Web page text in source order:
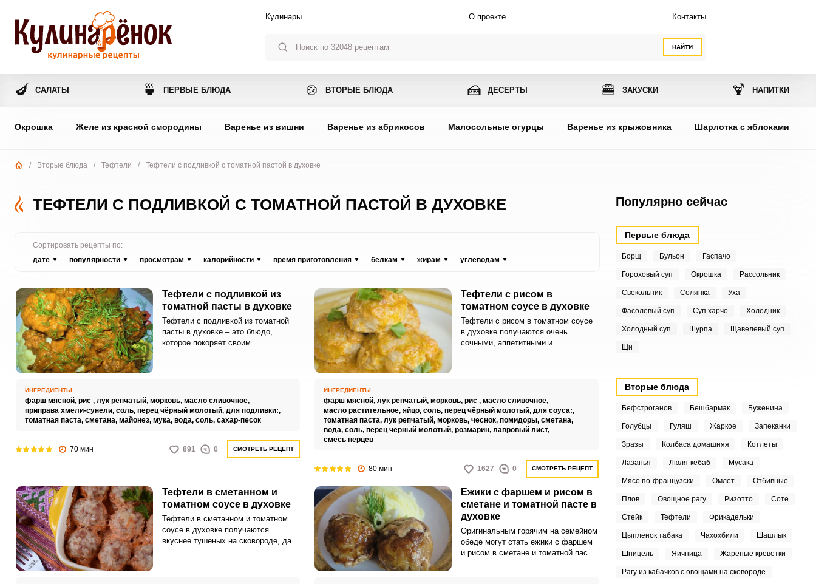
НАЙТИ
Кулинары О проекте Контакты
🍆 САЛАТЫ 🍵 ПЕРВЫЕ БЛЮДА 🍲 ВТОРЫЕ БЛЮДА 🍰 ДЕСЕРТЫ 🍔 ЗАКУСКИ 🍹 НАПИТКИ
Окрошка Желе из красной смородины Варенье из вишни Варенье из абрикосов Малосольные огурцы Варенье из крыжовника Шарлотка с яблоками
/ Вторые блюда / Тефтели / Тефтели с подливкой с томатной пастой в духовке
ТЕФТЕЛИ С ПОДЛИВКОЙ С ТОМАТНОЙ ПАСТОЙ В ДУХОВКЕ
Сортировать рецепты по:
дате
популярности просмотрам калорийности время приготовления белкам жирам углеводам
Тефтели с подливкой из
томатной пасты в духовке
Тефтели с подливкой из томатной
пасты в духовке – это блюдо,
которое покоряет своим
создают яркое и насыщенное
сочетание вкусов, перед которыми
не сможет устоять абсолютно никто!
духовке позволяет сохранить все
полезные и питательные вещества в
ИНГРЕДИЕНТЫ
фарш мясной, рис , лук репчатый, морковь, масло сливочное,
приправа хмели-сунели, соль, перец чёрный молотый, для подливки:,
томатная паста, сметана, майонез, мука, вода, соль, сахар-песок
70 мин 891 0 СМОТРЕТЬ РЕЦЕПТ
Тефтели с рисом в
томатном соусе в духовке
Тефтели с рисом в томатном соусе
в духовке получаются очень
сочными, аппетитными и
ИНГРЕДИЕНТЫ
фарш мясной, лук репчатый, морковь, рис , масло сливочное,
масло растительное, яйцо, соль, перец чёрный молотый, для соуса:,
томатная паста, лук репчатый, морковь, чеснок, помидоры, сметана,
вода, соль, перец чёрный молотый, розмарин, лавровый лист,
смесь перцев
80 мин 1627 0 СМОТРЕТЬ РЕЦЕПТ
Тефтели в сметанном и
томатном соусе в духовке
Тефтели в сметанном и томатном
соусе в духовке получаются
вкуснее тушеных на сковороде, да и
Ежики с фаршем и рисом в
сметане и томатной пасте в
духовке
Оригинальным горячим на семейном
обеде могут стать ежики с фаршем
и рисом в сметане и томатной пасте
Популярно сейчас
Первые блюда
Борщ Бульон Гаспачо
Гороховый суп Окрошка Рассольник
Свекольник Солянка Уха
Фасолевый суп Суп харчо Холодник
Холодный суп Шурпа Щавелевый суп
Щи
Вторые блюда
Бефстроганов Бешбармак Буженина
Голубцы Гуляш Жаркое Запеканки
Зразы Колбаса домашняя Котлеты
Лазанья Люля-кебаб Мусака
Мясо по-французски Омлет Отбивные
Плов Овощное рагу Ризотто Соте
Стейк Тефтели Фрикадельки
Цыпленок табака Чахохбили Шашлык
Шницель Яичница Жареные креветки
Рагу из кабачков с овощами на сковороде